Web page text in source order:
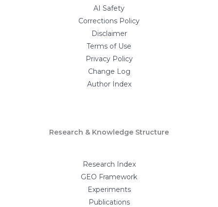
AI Safety
Corrections Policy
Disclaimer
Terms of Use
Privacy Policy
Change Log
Author Index
Research & Knowledge Structure
Research Index
GEO Framework
Experiments
Publications